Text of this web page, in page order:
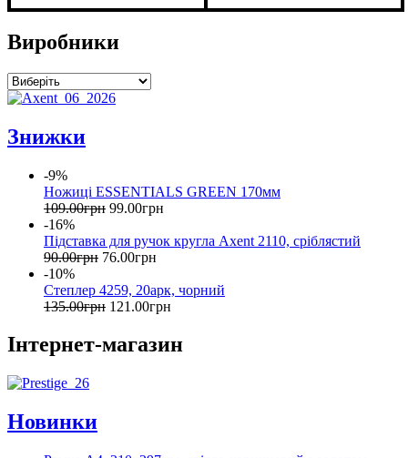
Виробники
Знижки
-9%
Ножиці ESSENTIALS GREEN 170мм
109.00грн 99.00грн
-16%
Підставка для ручок кругла Axent 2110, сріблястий
90.00грн 76.00грн
-10%
Степлер 4259, 20арк, чорний
135.00грн 121 .00грн
Інтернет-магазин
Новинки